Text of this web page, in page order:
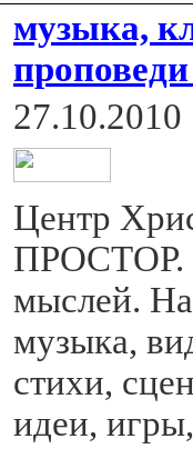
музыка,
27.10.2010
Центр
ПРОСТОР.
мыслей.
музыка,
стихи,
идеи,